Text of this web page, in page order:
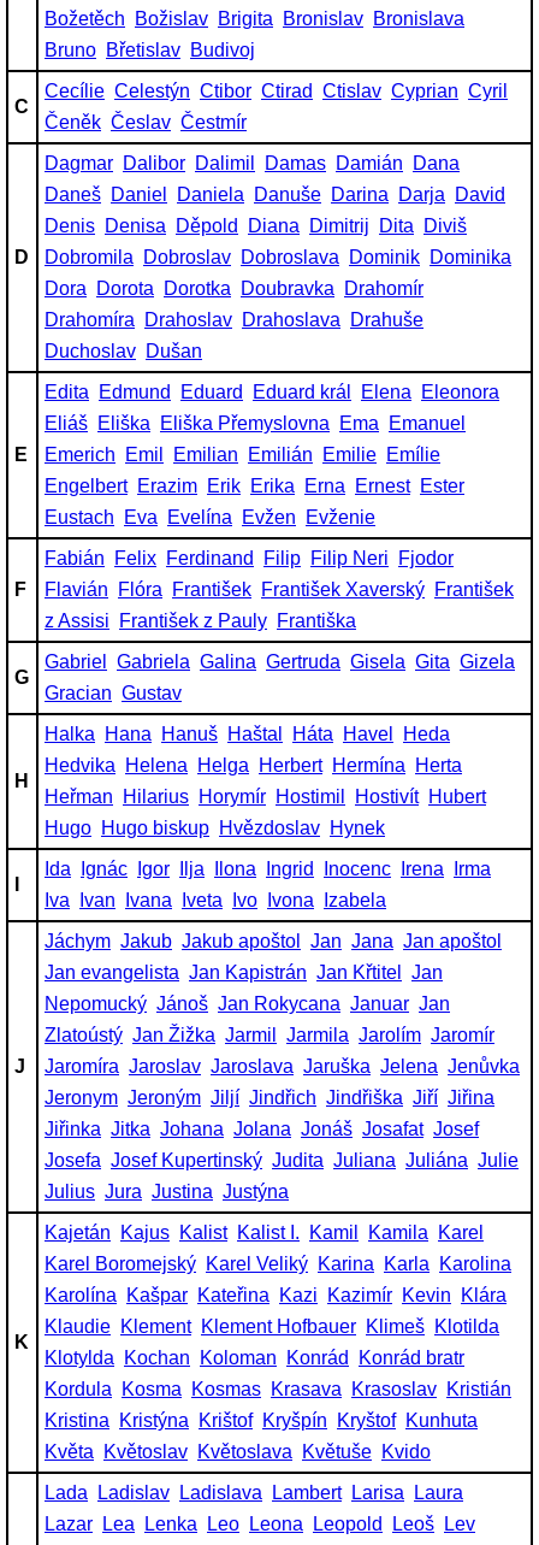
Božetěch
Božislav Brigita Bronislav Bronislava
Bruno Břetislav Budivoj
C
Cecílie Celestýn Ctibor Ctirad Ctislav Cyprian Cyril
Čeněk Česlav Čestmír
D
Dagmar Dalibor Dalimil Damas Damián
Dana
Daneš Daniel Daniela Danuše Darina Darja
David
Denis Denisa Děpold Diana Dimitrij Dita
Diviš
Dobromila
Dobroslav Dobroslava Dominik Dominika
Dora
Dorota Dorotka Doubravka
Drahomír
Drahomíra
Drahoslav Drahoslava
Drahuše
Duchoslav Dušan
E
Edita Edmund Eduard Eduard král Elena
Eleonora
Eliáš Eliška Eliška Přemyslovna Ema
Emanuel
Emerich
Emil Emilian Emilián Emilie Emílie
Engelbert Erazim Erik Erika Erna Ernest Ester
Eustach
Eva Evelína Evžen Evženie
F
Fabián Felix Ferdinand Filip Filip Neri
Fjodor
Flavián
Flóra František František Xaverský František
z Assisi
František z Pauly Františka
G
Gabriel Gabriela Galina Gertruda Gisela Gita Gizela
Gracian Gustav
H
Halka Hana Hanuš Haštal Háta Havel
Heda
Hedvika
Helena Helga Herbert Hermína
Herta
Heřman
Hilarius Horymír Hostimil Hostivít Hubert
Hugo Hugo biskup Hvězdoslav Hynek
Ida Ignác Igor Ilja Ilona Ingrid Inocenc Irena
Irma
Iva
Ivan Ivana Iveta Ivo Ivona Izabela
J
Jáchym Jakub Jakub apoštol Jan Jana Jan apoštol
Jan evangelista Jan Kapistrán Jan Křtitel
Jan
Nepomucký Jánoš Jan Rokycana Januar Jan
Zlatoústý Jan Žižka Jarmil Jarmila Jarolím Jaromír
Jaromíra Jaroslav Jaroslava Jaruška Jelena Jenůvka
Jeronym Jeroným Jiljí Jindřich Jindřiška Jiří Jiřina
Jiřinka Jitka Johana Jolana Jonáš Josafat Josef
Josefa Josef Kupertinský Judita Juliana Juliána Julie
Julius Jura Justina Justýna
K
Kajetán Kajus Kalist Kalist I. Kamil Kamila
Karel
Karel Boromejský Karel Veliký Karina Karla
Karolina
Karolína
Kašpar Kateřina Kazi Kazimír Kevin
Klára
Klaudie Klement Klement Hofbauer Klimeš Klotilda
Klotylda
Kochan Koloman Konrád
Konrád bratr
Kordula
Kosma Kosmas Krasava Krasoslav Kristián
Kristina
Kristýna Krištof Kryšpín Kryštof Kunhuta
Květa
Květoslav Květoslava Květuše Kvido
Lada
Ladislav Ladislava Lambert Larisa
Laura
Lazar
Lea Lenka Leo Leona Leopold Leoš
Lev